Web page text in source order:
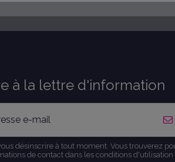
à la lettre d'information
désinscrire à tout moment. Vous trouverez
de contact dans les conditions d'utilisation